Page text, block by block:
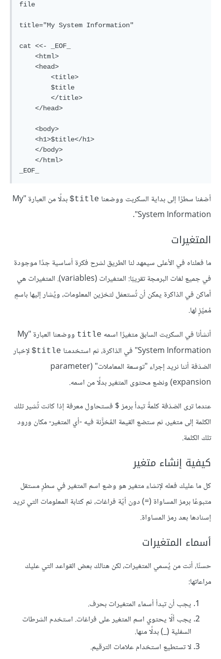
file
title="My System Information"
cat <<- _EOF_
_EOF_
أضفنا سطرًا إلى بداية السكربت ووضعنا ‎$title
بدلًا من العبارة "My
System Information".
المتغيرات
ما فعلناه في الأعلى سيمهد لنا الطريق لشرح فكرة أساسية جدًا موجودة
في جميع لغات البرمجة تقريبًا: المتغيرات (variables). المتغيرات هي
أماكن في الذاكرة يمكن أن تُستعمَل لتخزين المعلومات، ويُشار إليها باسمٍ
مُميِّزٍ لها.
أنشأنا في السكربت السابق متغيرًا اسمه title
ووضعنا العبارة "My
System Information" في الذاكرة، ثم استخدمنا ‎
$title لإخبار
الصَدَفة أننا نريد إجراء "توسعة المعاملات" (parameter
expansion) ونضع محتوى المتغير بدلًا من اسمه.
عندما ترى الصَدَفة كلمةً تبدأ برمز $ فستحاول معرفة إذا كانت تُشير تلك
الكلمة إلى متغير، ثم ستضع القيمة المُخزَّنة فيه -أي المتغير- مكان ورود
تلك الكلمة.
كيفية إنشاء متغير
كل ما عليك فعله لإنشاء متغير هو وضع اسم المتغير في سطرٍ مستقل
متبوعًا برمز المساواة (=) دون أيّة فراغات، ثم كتابة المعلومات التي تريد
إسنادها بعد رمز المساواة.
أسماء المتغيرات
حسنًا، أنت من يُسمي المتغيرات، لكن هنالك بعض القواعد التي عليك
مراعاتها:
يجب أن تبدأ أسماء المتغيرات بحرف.
يجب ألّا يحتوي اسم المتغير على فراغات. استخدم الشرطات
السفلية (_) بدلًا منها.
لا تستطيع استخدام علامات الترقيم.